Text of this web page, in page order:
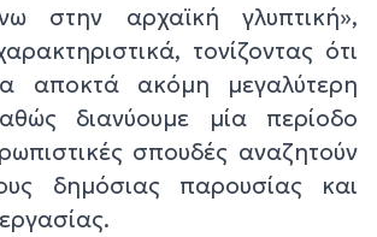
στην αρχαϊκή γλυπτική»,
τονίζοντας ότι
αποκτά ακόμη μεγαλύτερη
διανύουμε μία περίοδο
σπουδές αναζητούν
δημόσιας παρουσίας και